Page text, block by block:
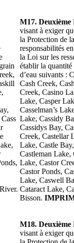
M17. Deuxième
visant à exiger
la Protection de
responsabilités
la Loi sur les
établir la quantité
d’eau suivants :
Cash Creek,
Creek, Casino
Lake, Casper
Casselman’s
Lake, Cassidy
Cassidys Bay,
Creek, Castellar
Lake, Castle
Castleman
Lake, Castor
Castor Ponds,
Lake, Caswell
Cataract Lake,
Bisson.
M18. Deuxième
visant à exiger